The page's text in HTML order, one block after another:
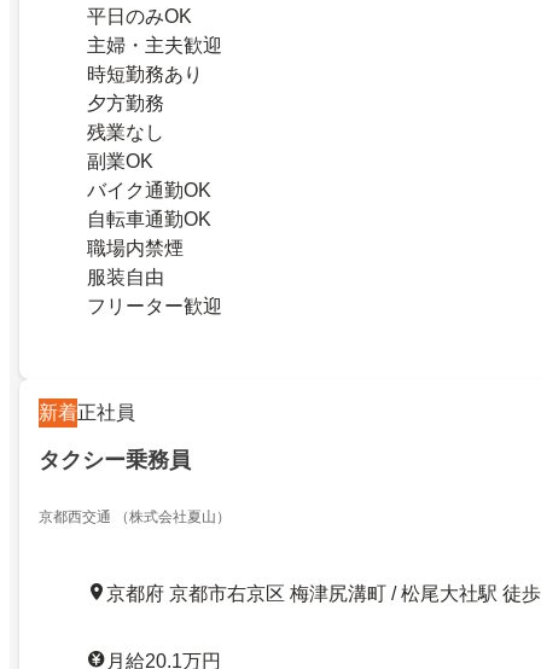
平日のみOK
主婦・主夫歓迎
時短勤務あり
夕方勤務
残業なし
副業OK
バイク通勤OK
自転車通勤OK
職場内禁煙
服装自由
フリーター歓迎
新着正社員
タクシー乗務員
京都西交通 （株式会社夏山）
京都府 京都市右京区 梅津尻溝町 / 松尾大社駅 徒
月給20.1万円